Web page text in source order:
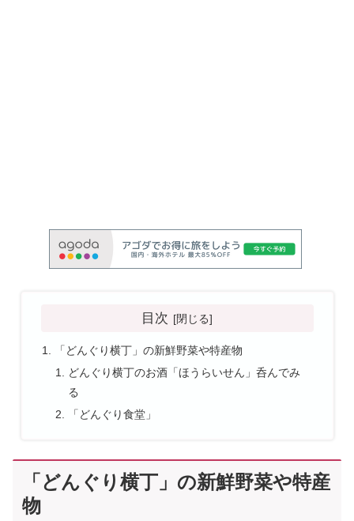
目次
「どんぐり横丁」の新鮮野菜や特産物
どんぐり横丁のお酒「ほうらいせん」呑んでみ
る
「どんぐり食堂」
「どんぐり横丁」の新鮮野菜や特産
物